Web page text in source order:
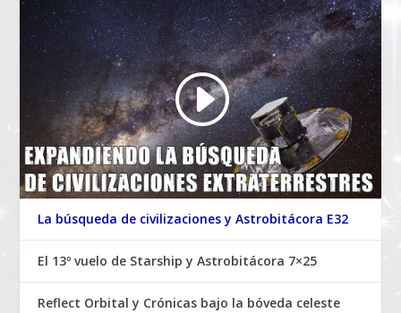
La búsqueda de civilizaciones y Astrobitácora E32
El 13º vuelo de Starship y Astrobitácora 7×25
Reflect Orbital y Crónicas bajo la bóveda celeste